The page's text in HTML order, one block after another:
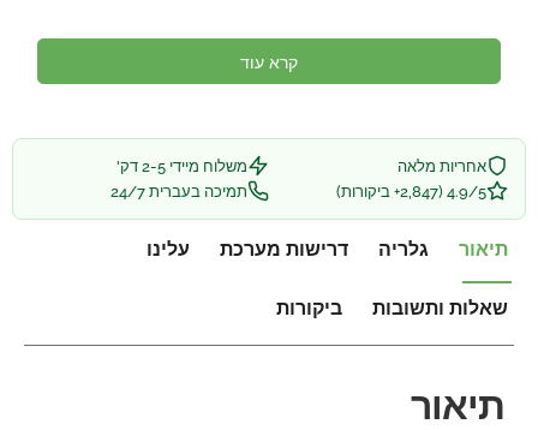
קרא עוד
אחריות מלאה
משלוח מיידי 2-5 דק'
4.9/5 (2,847+ ביקורות)
תמיכה בעברית 24/7
תיאור גלריה דרישות מערכת עלינו
שאלות ותשובות ביקורות
תיאור